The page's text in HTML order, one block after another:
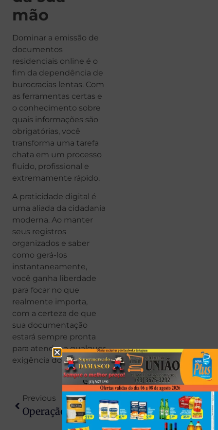
mão
Dominar a emissão de
documentos
residenciais online é o
fim da dependência de
burocracias lentas. Com
as ferramentas certas e
o conhecimento sobre
quais informações são
obrigatórias, você
transforma uma tarefa
chata em um processo
fluido, profissional e
extremamente rápido.
A praticidade digital é
uma aliada da cidadania
moderna. Ao manter
seus registros
organizados e saber
como gerá-los
instantaneamente,
você ganha liberdade
para focar no que
realmente importa,
com a certeza de que
sua documentação
estará sempre pronta
para atender a qualquer
exigência do dia a dia.
Previous
Operação Integrada Combate Tráfico De Drogas E Prende Três Pessoas Em Colorado
Next
Hackers Tentam Invadir Sistema De Delegacias Da Polícia Civil Em Londrina E Ataque É Bloqueado